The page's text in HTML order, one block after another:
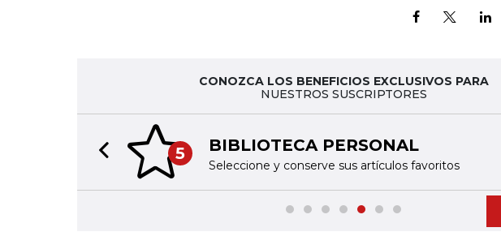
CONOZCA LOS BENEFICIOS EXCLUSIVOS PARA
NUESTROS SUSCRIPTORES
5 BIBLIOTECA PERSONAL
Seleccione y conserve sus artículos favoritos
Previous slide